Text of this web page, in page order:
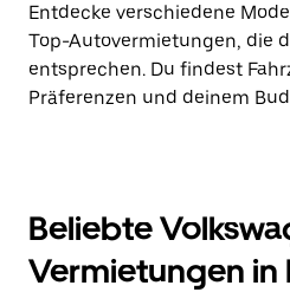
Entdecke verschiedene
Top-Autovermietungen, die
entsprechen. Du findest
Präferenzen und deinem
Beliebte
Vermietungen in